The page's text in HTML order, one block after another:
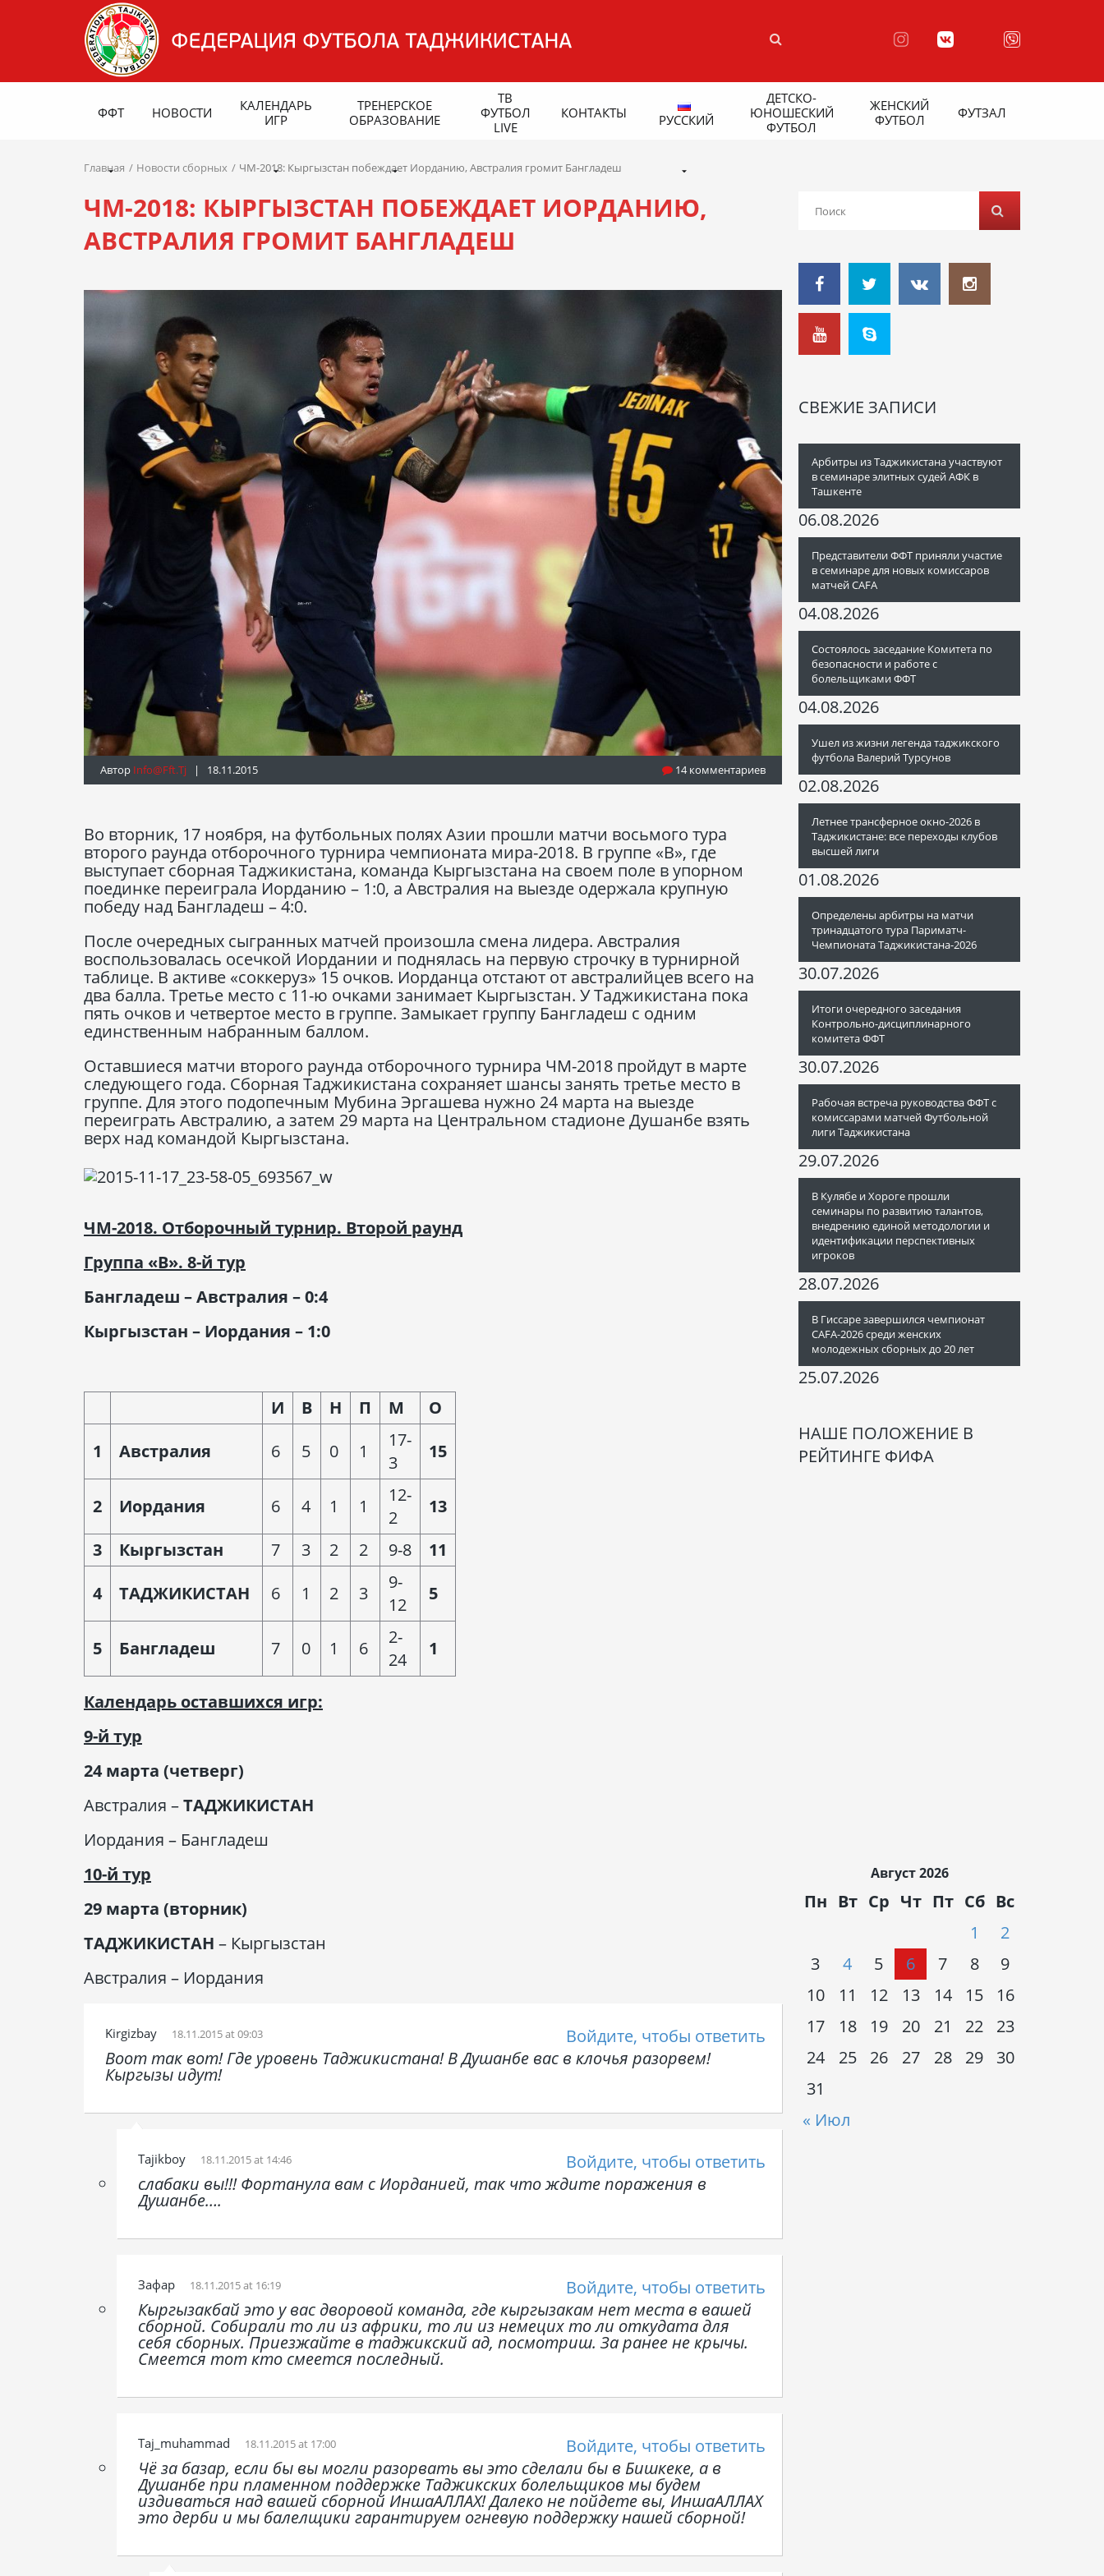
ФФТ НОВОСТИ
КАЛЕНДАРЬ
ИГР
ТРЕНЕРСКОЕ
ОБРАЗОВАНИЕ
ТВ
ФУТБОЛ
LIVE
КОНТАКТЫ РУССКИЙ
ДЕТСКО-
ЮНОШЕСКИЙ
ФУТБОЛ
ЖЕНСКИЙ
ФУТБОЛ
ФУТЗАЛ
Главная Новости сборных ЧМ-2018: Кыргызстан побеждает Иорданию, Австралия громит Бангладеш
ЧМ-2018: КЫРГЫЗСТАН ПОБЕЖДАЕТ ИОРДАНИЮ,
АВСТРАЛИЯ ГРОМИТ БАНГЛАДЕШ
Автор Info@fft.tj | 18.11.2015 14 комментариев
Во вторник, 17 ноября, на футбольных полях Азии прошли матчи восьмого тура
второго раунда отборочного турнира чемпионата мира-2018. В группе «В», где
выступает сборная Таджикистана, команда Кыргызстана на своем поле в упорном
поединке переиграла Иорданию – 1:0, а Австралия на выезде одержала крупную
победу над Бангладеш – 4:0.
После очередных сыгранных матчей произошла смена лидера. Австралия
воспользовалась осечкой Иордании и поднялась на первую строчку в турнирной
таблице. В активе «соккеруз» 15 очков. Иорданца отстают от австралийцев всего на
два балла. Третье место с 11-ю очками занимает Кыргызстан. У Таджикистана пока
пять очков и четвертое место в группе. Замыкает группу Бангладеш с одним
единственным набранным баллом.
Оставшиеся матчи второго раунда отборочного турнира ЧМ-2018 пройдут в марте
следующего года. Сборная Таджикистана сохраняет шансы занять третье место в
группе. Для этого подопечным Мубина Эргашева нужно 24 марта на выезде
переиграть Австралию, а затем 29 марта на Центральном стадионе Душанбе взять
верх над командой Кыргызстана.
ЧМ-2018. Отборочный турнир. Второй раунд
Группа «В». 8-й тур
Бангладеш – Австралия – 0:4
Кыргызстан – Иордания – 1:0
И В Н П М
О
1
Австралия 6 5 0 1
17-
3
15
2 Иордания 6 4 1 1
12-
2
13
3
Кыргызстан 7 3 2 2 9-8
11
4
ТАДЖИКИСТАН 6 1 2 3
9-
12
5
5 Бангладеш 7 0 1 6
2-
24
1
Календарь оставшихся игр:
9-й тур
24 марта (четверг)
Австралия –ТАДЖИКИСТАН
Иордания – Бангладеш
10-й тур
29 марта (вторник)
ТАДЖИКИСТАН – Кыргызстан
Австралия – Иордания
Kirgizbay 18.11.2015 at 09:03
Войдите, чтобы ответить
Воот так вот! Где уровень Таджикистана! В Душанбе вас в клочья разорвем!
Кыргызы идут!
Tajikboy 18.11.2015 at 14:46
Войдите, чтобы ответить
слабаки вы!!! Фортанула вам с Иорданией, так что ждите поражения в
Душанбе….
Зафар 18.11.2015 at 16:19
Войдите, чтобы ответить
Кыргызакбай это у вас дворовой команда, где кыргызакам нет места в вашей
сборной. Собирали то ли из африки, то ли из немецих то ли откудата для
себя сборных. Приезжайте в таджикский ад, посмотриш. За ранее не крычы.
Смеется тот кто смеется последный.
Taj_muhammad 18.11.2015 at 17:00
Войдите, чтобы ответить
Чё за базар, если бы вы могли разорвать вы это сделали бы в Бишкеке, а в
Душанбе при пламенном поддержке Таджикских болельщиков мы будем
издиваться над вашей сборной ИншаАЛЛАХ! Далеко не пойдете вы, ИншаАЛЛАХ
это дерби и мы балелщики гарантируем огневую поддержку нашей сборной!
СВЕЖИЕ ЗАПИСИ
Арбитры из Таджикистана участвуют
в семинаре элитных судей АФК в
Ташкенте
06.08.2026
Представители ФФТ приняли участие
в семинаре для новых комиссаров
матчей CAFA
04.08.2026
Состоялось заседание Комитета по
безопасности и работе с
болельщиками ФФТ
04.08.2026
Ушел из жизни легенда таджикского
футбола Валерий Турсунов
02.08.2026
Летнее трансферное окно-2026 в
Таджикистане: все переходы клубов
высшей лиги
01.08.2026
Определены арбитры на матчи
тринадцатого тура Париматч-
Чемпионата Таджикистана-2026
30.07.2026
Итоги очередного заседания
Контрольно-дисциплинарного
комитета ФФТ
30.07.2026
Рабочая встреча руководства ФФТ с
комиссарами матчей Футбольной
лиги Таджикистана
29.07.2026
В Кулябе и Хороге прошли
семинары по развитию талантов,
внедрению единой методологии и
идентификации перспективных
игроков
28.07.2026
В Гиссаре завершился чемпионат
CAFA-2026 среди женских
молодежных сборных до 20 лет
25.07.2026
НАШЕ ПОЛОЖЕНИЕ В
РЕЙТИНГЕ ФИФА
Август 2026
Пн Вт Ср Чт Пт Сб Вс
« Июл
1
2
3
4 5 6 7 8
9
10
11 12 13 14 15
16
17
18 19 20 21 22
23
24
25 26 27 28 29
30
31